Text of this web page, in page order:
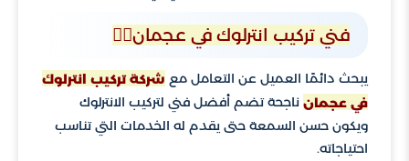
فني تركيب انترلوك في عجمان👷‍♂️
يبحث دائمًا العميل عن التعامل مع شركة تركيب انترلوك
في عجمان ناجحة تضم أفضل فني لتركيب الانترلوك
ويكون حسن السمعة حتى يقدم له الخدمات التي تناسب
احتياجاته.